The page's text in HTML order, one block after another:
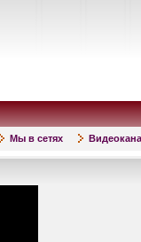
Мы в сетях